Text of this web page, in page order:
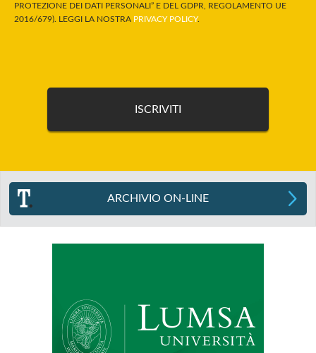
PROTEZIONE DEI DATI PERSONALI” E DEL GDPR, REGOLAMENTO UE
2016/679). LEGGI LA NOSTRA PRIVACY POLICY.
ARCHIVIO ON-LINE